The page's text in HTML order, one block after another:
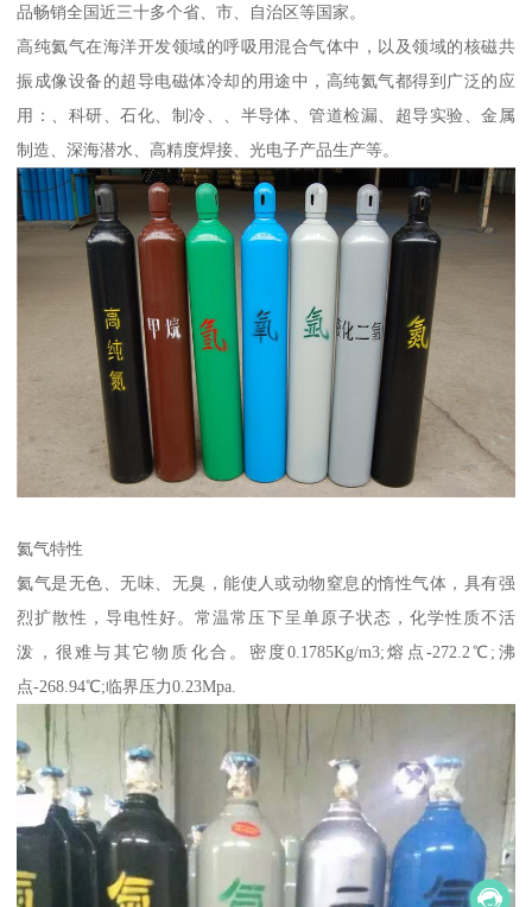
品畅销全国近三十多个省、市、自治区等国家。
高纯氦气在海洋开发领域的呼吸用混合气体中，以及领域的核磁共
振成像设备的超导电磁体冷却的用途中，高纯氦气都得到广泛的应
用：、科研、石化、制冷、、半导体、管道检漏、超导实验、金属
制造、深海潜水、高精度焊接、光电子产品生产等。
氦气特性
氦气是无色、无味、无臭，能使人或动物窒息的惰性气体，具有强
烈扩散性，导电性好。常温常压下呈单原子状态，化学性质不活
泼，很难与其它物质化合。密度0.1785Kg/m3;熔点-272.2℃;沸
点-268.94℃;临界压力0.23Mpa.